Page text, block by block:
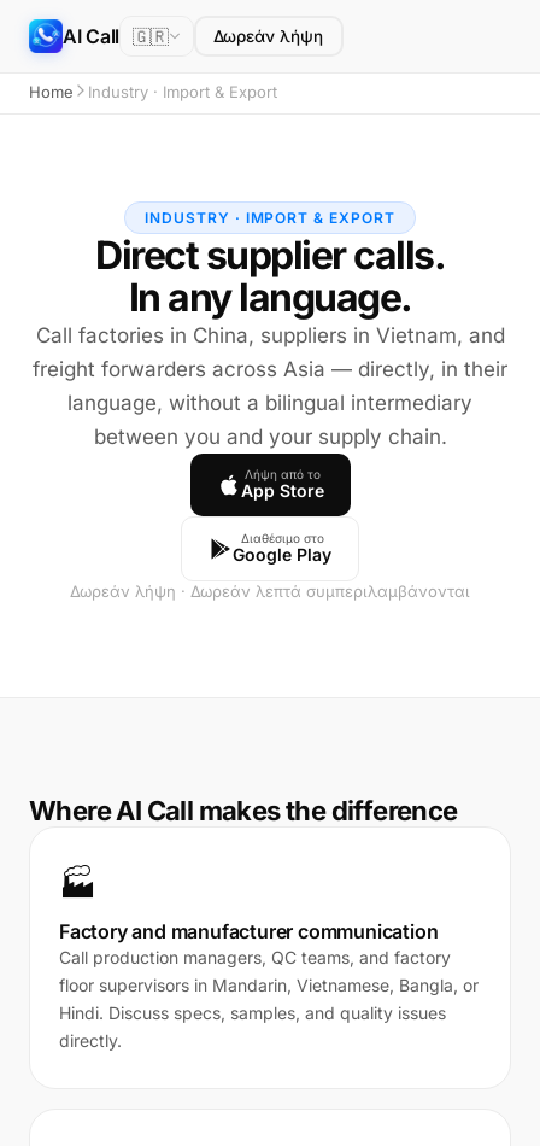
AI Call 🇬🇷 Δωρεάν λήψη
Home Industry · Import & Export
INDUSTRY · IMPORT & EXPORT
Direct supplier calls.
In any language.
Call factories in China, suppliers in Vietnam, and
freight forwarders across Asia — directly, in their
language, without a bilingual intermediary
between you and your supply chain.
Λήψη από το
App Store
Διαθέσιμο στο
Google Play
Δωρεάν λήψη · Δωρεάν λεπτά συμπεριλαμβάνονται
Where AI Call makes the difference
🏭
Factory and manufacturer communication
Call production managers, QC teams, and factory
floor supervisors in Mandarin, Vietnamese, Bangla, or
Hindi. Discuss specs, samples, and quality issues
directly.